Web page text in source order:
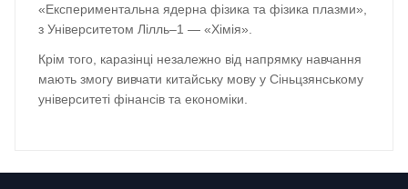
«Експериментальна ядерна фізика та фізика плазми»,
з Університетом Лілль–1 — «Хімія».
Крім того, каразінці незалежно від напрямку навчання
мають змогу вивчати китайську мову у Сіньцзянському
університеті фінансів та економіки.